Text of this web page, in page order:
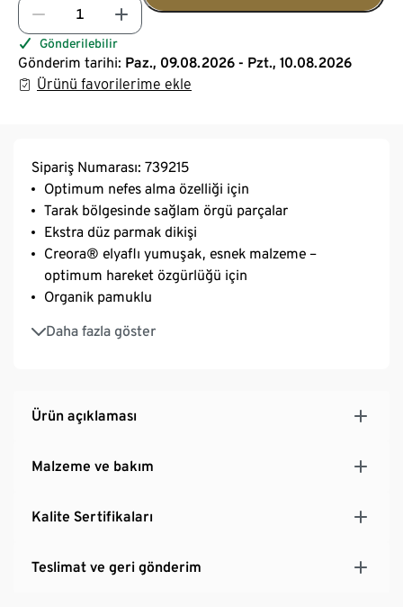
Gönderilebilir
Gönderim tarihi: Paz., 09.08.2026 - Pzt., 10.08.2026
Ürünü favorilerime ekle
Sipariş Numarası: 739215
Optimum nefes alma özelliği için
Tarak bölgesinde sağlam örgü parçalar
Ekstra düz parmak dikişi
Creora® elyaflı yumuşak, esnek malzeme –
optimum hareket özgürlüğü için
Organik pamuklu
Daha fazla göster
Üniseks
Ürün açıklaması
Malzeme ve bakım
Kalite Sertifikaları
Teslimat ve geri gönderim